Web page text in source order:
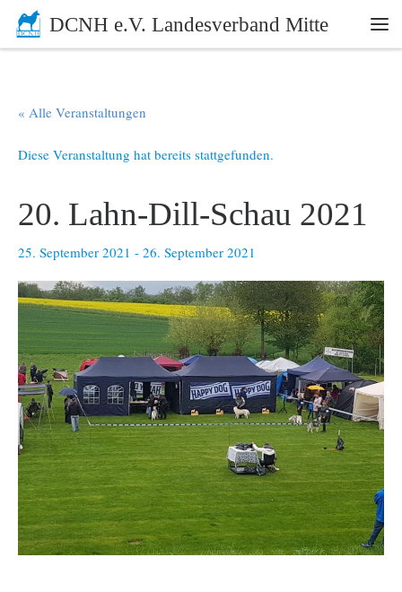
Zum Inhalt springen
DCNH e.V. Landesverband Mitte
« Alle Veranstaltungen
Diese Veranstaltung hat bereits stattgefunden.
20. Lahn-Dill-Schau 2021
25. September 2021 - 26. September 2021